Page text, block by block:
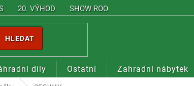
20. VÝHOD SHOW ROOM
HLEDAT
díly Ostatní Zahradní nábytek